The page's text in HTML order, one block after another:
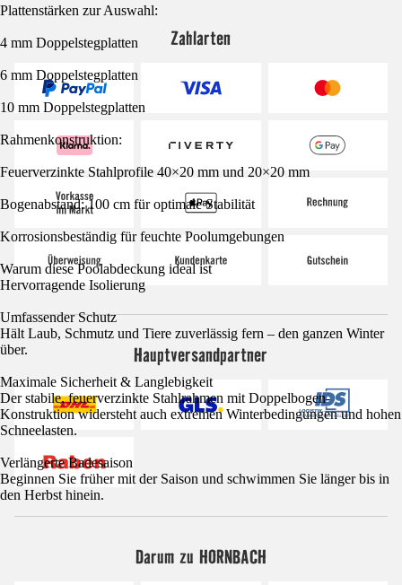
Plattenstärken zur Auswahl:
4 mm Doppelstegplatten
6 mm Doppelstegplatten
10 mm Doppelstegplatten
Rahmenkonstruktion:
Feuerverzinkte Stahlprofile 40×20 mm und 20×20 mm
Bogenabstand: 100 cm für optimale Stabilität
Korrosionsbeständig für feuchte Poolumgebungen
Warum diese Poolabdeckung ideal ist
Hervorragende Isolierung
Umfassender Schutz
Hält Laub, Schmutz und Tiere zuverlässig fern – den ganzen Winter
über.
Maximale Sicherheit & Langlebigkeit
Der stabile, feuerverzinkte Stahlrahmen mit Doppelbogen-
Konstruktion widersteht auch extremen Winterbedingungen und hohen
Schneelasten.
Verlängerte Badesaison
Beginnen Sie früher mit der Saison und schwimmen Sie länger bis in
den Herbst hinein.
Zahlarten
Hauptversandpartner
Darum zu HORNBACH